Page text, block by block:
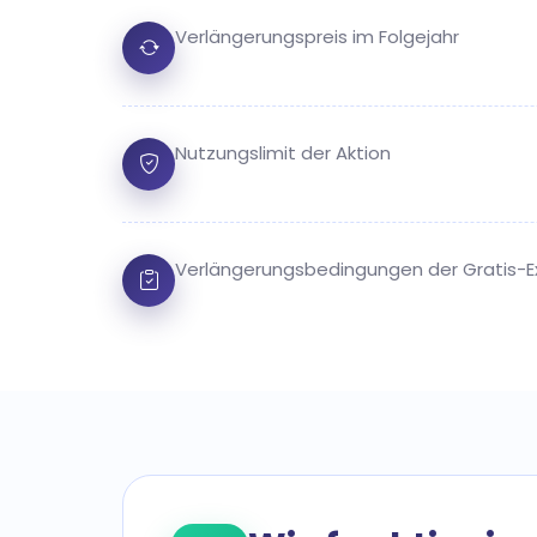
Verlängerungspreis im Folgejahr
Nutzungslimit der Aktion
Verlängerungsbedingungen der Gratis-